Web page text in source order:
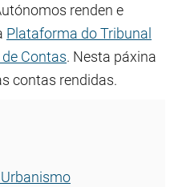
renden e
Plataforma do Tribunal
Contas. Nesta páxina
contas rendidas.